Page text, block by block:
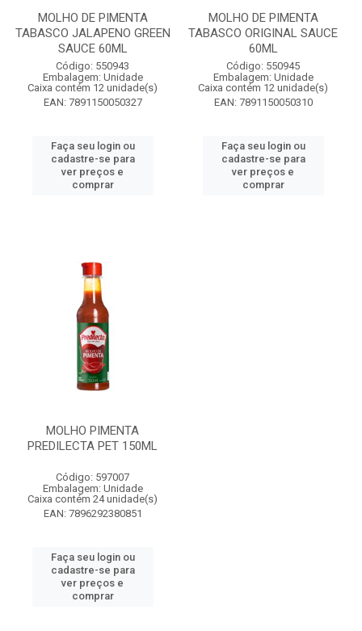
MOLHO DE PIMENTA
TABASCO JALAPENO GREEN
SAUCE 60ML
Código: 550943
Embalagem: Unidade
Caixa contém 12 unidade(s)
EAN: 7891150050327
Faça seu login ou
cadastre-se para
ver preços e
comprar
MOLHO DE PIMENTA
TABASCO ORIGINAL SAUCE
60ML
Código: 550945
Embalagem: Unidade
Caixa contém 12 unidade(s)
EAN: 7891150050310
Faça seu login ou
cadastre-se para
ver preços e
comprar
MOLHO PIMENTA
PREDILECTA PET 150ML
Código: 597007
Embalagem: Unidade
Caixa contém 24 unidade(s)
EAN: 7896292380851
Faça seu login ou
cadastre-se para
ver preços e
comprar